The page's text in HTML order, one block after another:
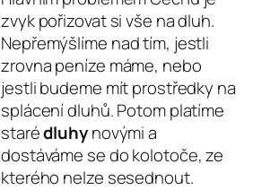
zvyk pořizovat si vše na dluh.
Nepřemýšlíme nad tím, jestli
zrovna peníze máme, nebo
jestli budeme mít prostředky na
splácení dluhů. Potom platíme
starédluhynovými a
dostáváme se do kolotoče, ze
kterého nelze sesednout.